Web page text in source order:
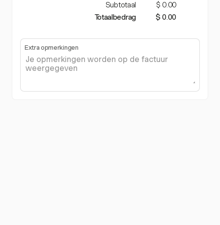
Subtotaal
$ 0.00
Totaalbedrag
$ 0.00
Extra opmerkingen